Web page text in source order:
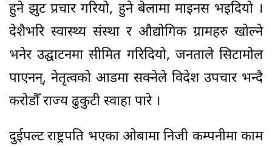
हुने झुट प्रचार गरियो, हुने बेलामा माइनस भइदियो ।
देशैभरि स्वास्थ्य संस्था र औद्योगिक ग्रामहरु खोल्ने
भनेर उद्घाटनमा सीमित गरिदियो, जनताले सिटामोल
पाएनन्, नेतृत्वको आडमा सक्नेले विदेश उपचार भन्दै
करोडौँ राज्य ढुकुटी स्वाहा पारे ।
दुईपल्ट राष्ट्रपति भएका ओबामा निजी कम्पनीमा काम